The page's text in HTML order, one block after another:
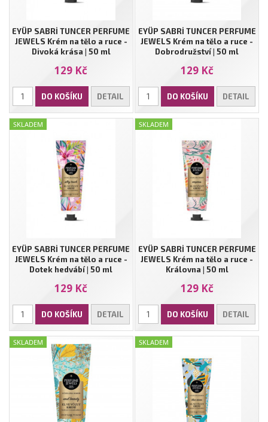
EYÜP SABRİ TUNCER PERFUME
JEWELS Krém na tělo a ruce -
Divoká krása | 50 ml
129 Kč
DO KOŠÍKU DETAIL
EYÜP SABRİ TUNCER PERFUME
JEWELS Krém na tělo a ruce -
Dobrodružství | 50 ml
129 Kč
DO KOŠÍKU DETAIL
EYÜP SABRİ TUNCER PERFUME
JEWELS Krém na tělo a ruce -
Dotek hedvábí | 50 ml
129 Kč
DO KOŠÍKU DETAIL
SKLADEM
EYÜP SABRİ TUNCER PERFUME
JEWELS Krém na tělo a ruce -
Královna | 50 ml
129 Kč
DO KOŠÍKU DETAIL
SKLADEM
SKLADEM SKLADEM